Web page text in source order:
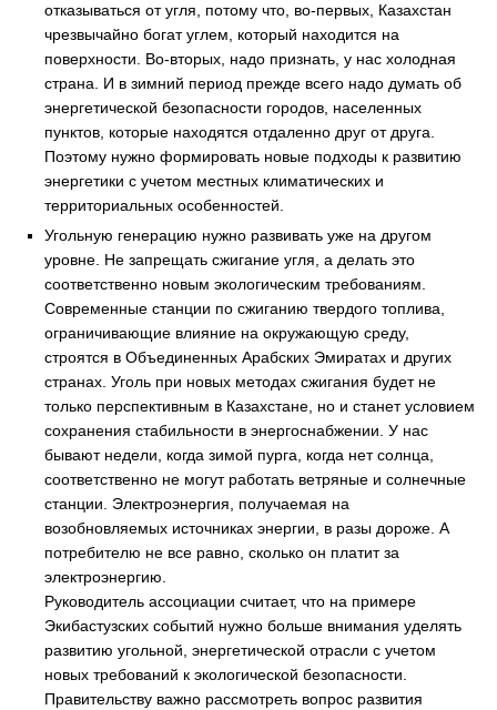
отказываться от угля, потому что, во-первых, Казахстан
чрезвычайно богат углем, который находится на
поверхности. Во-вторых, надо признать, у нас холодная
страна. И в зимний период прежде всего надо думать об
энергетической безопасности городов, населенных
пунктов, которые находятся отдаленно друг от друга.
Поэтому нужно формировать новые подходы к развитию
энергетики с учетом местных климатических и
территориальных особенностей.
Угольную генерацию нужно развивать уже на другом
уровне. Не запрещать сжигание угля, а делать это
соответственно новым экологическим требованиям.
Современные станции по сжиганию твердого топлива,
ограничивающие влияние на окружающую среду,
строятся в Объединенных Арабских Эмиратах и других
странах. Уголь при новых методах сжигания будет не
только перспективным в Казахстане, но и станет условием
сохранения стабильности в энергоснабжении. У нас
бывают недели, когда зимой пурга, когда нет солнца,
соответственно не могут работать ветряные и солнечные
станции. Электроэнергия, получаемая на
возобновляемых источниках энергии, в разы дороже. А
потребителю не все равно, сколько он платит за
электроэнергию.
Руководитель ассоциации считает, что на примере
Экибастузских событий нужно больше внимания уделять
развитию угольной, энергетической отрасли с учетом
новых требований к экологической безопасности.
Правительству важно рассмотреть вопрос развития